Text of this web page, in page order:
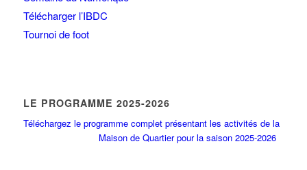
Télécharger l’IBDC
Tournoi de foot
LE PROGRAMME 2025-2026
Téléchargez le programme complet présentant les activités de la
Maison de Quartier pour la saison 2025-2026